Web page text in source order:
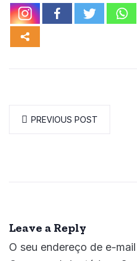
PREVIOUS POST
Leave a Reply
O seu endereço de e-